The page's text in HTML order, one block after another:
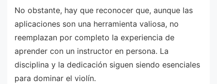
No obstante, hay que reconocer que, aunque las
aplicaciones son una herramienta valiosa, no
reemplazan por completo la experiencia de
aprender con un instructor en persona. La
disciplina y la dedicación siguen siendo esenciales
para dominar el violín.